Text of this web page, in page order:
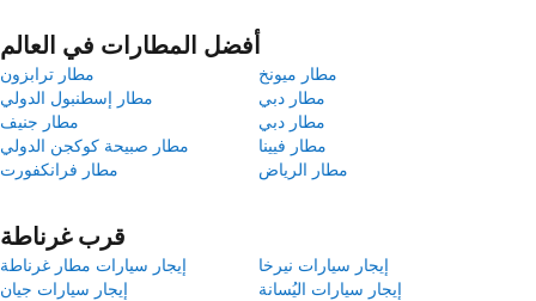
أفضل المطارات في العالم
مطار ترابزون
مطار ميونخ
مطار إسطنبول الدولي
مطار دبي
مطار جنيف
مطار دبي
مطار صبيحة كوكجن الدولي
مطار فيينا
مطار فرانكفورت
مطار الرياض
قرب غرناطة
إيجار سيارات مطار غرناطة
إيجار سيارات نيرخا
إيجار سيارات جيان
إيجار سيارات اليُسانة